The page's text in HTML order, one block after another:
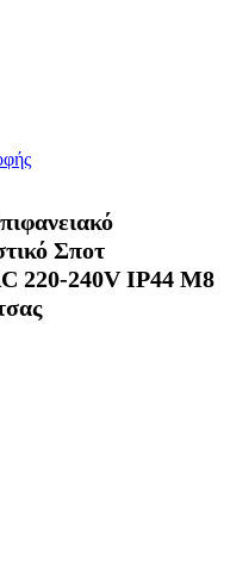
Σποτ
220-240V IP44 Μ8